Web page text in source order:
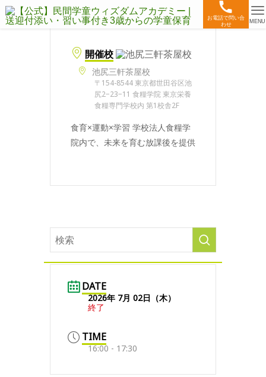
お電話で問い合
わせ
MENU
開催校
池尻三軒茶屋校
〒154-8544 東京都世田谷区池
尻2−23−11 食糧学院 東京栄養
食糧専門学校内 第1校舎2F
食育×運動×学習 学校法人食糧学
院内で、未来を育む放課後を提供
DATE
2026年 7月 02日（木）
終了
TIME
16:00 - 17:30